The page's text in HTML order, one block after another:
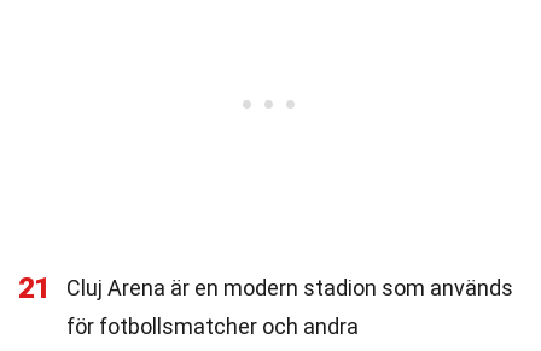
21
Cluj Arena är en modern stadion som används
för fotbollsmatcher och andra